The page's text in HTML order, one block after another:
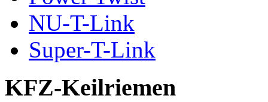
NU-T-Link
Super-T-Link
KFZ-Keilriemen